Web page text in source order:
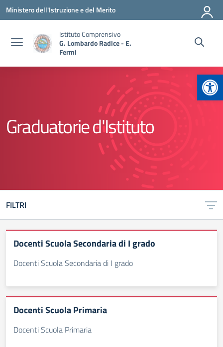
Vai ai contenuti
Vai al menu di navigazione
Vai al footer
Ministero dell'Istruzione e del Merito
Istituto Comprensivo
G. Lombardo Radice - E.
Fermi
Graduatorie d'Istituto
FILTRI
Docenti Scuola Secondaria di I grado
Docenti Scuola Secondaria di I grado
Docenti Scuola Primaria
Docenti Scuola Primaria